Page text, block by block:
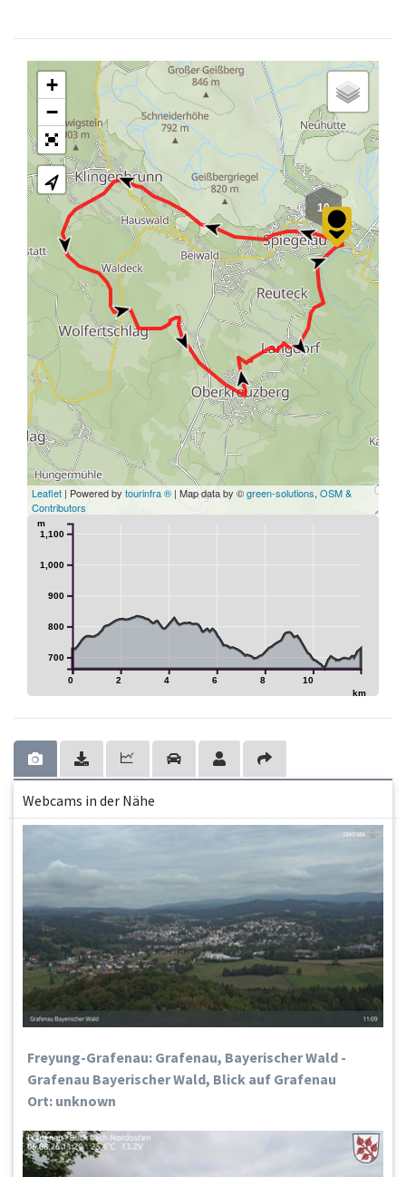
10
+
−
Leaflet | Powered bytourinfra ®| Map data by ©green-solutions, OSM &
Contributors
0 2 4 6 8 10
km
700
800
900
1,000
1,100
m
Webcams in der Nähe
Freyung-Grafenau: Grafenau, Bayerischer Wald -
Grafenau Bayerischer Wald, Blick auf Grafenau
Ort: unknown